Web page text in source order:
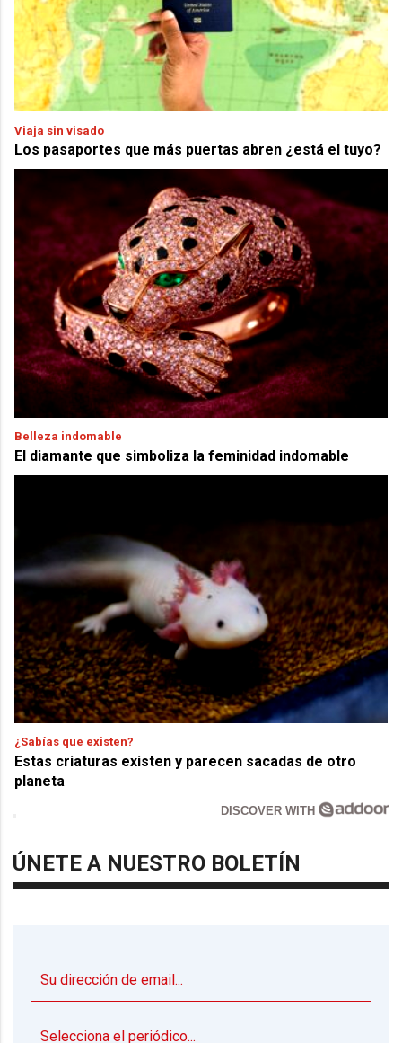
Viaja sin visado
Los pasaportes que más puertas abren ¿está el tuyo?
Belleza indomable
El diamante que simboliza la feminidad indomable
¿Sabías que existen?
Estas criaturas existen y parecen sacadas de otro
planeta
DISCOVER WITH
ÚNETE A NUESTRO BOLETÍN